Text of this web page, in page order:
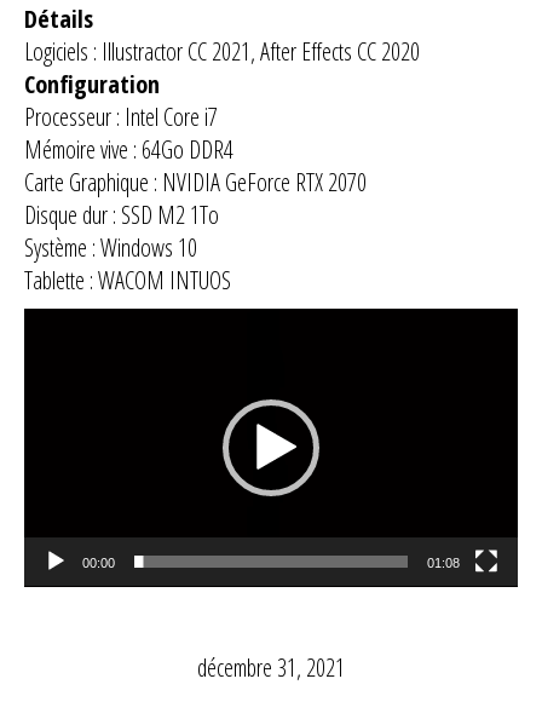
Détails
Logiciels : Illustractor CC 2021, After Effects CC 2020
Configuration
Processeur : Intel Core i7
Mémoire vive : 64Go DDR4
Carte Graphique : NVIDIA GeForce RTX 2070
Disque dur : SSD M2 1To
Système : Windows 10
Tablette : WACOM INTUOS
00:00 01:08
décembre 31, 2021